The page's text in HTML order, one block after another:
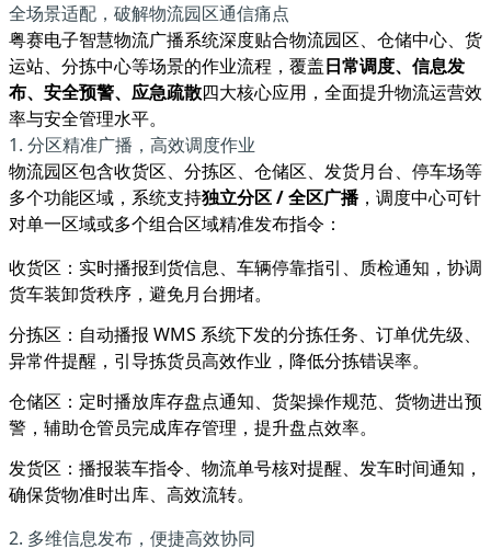
全场景适配，破解物流园区通信痛点
粤赛电子智慧物流广播系统深度贴合物流园区、仓储中心、货
运站、分拣中心等场景的作业流程，覆盖日常调度、信息发
布、安全预警、应急疏散四大核心应用，全面提升物流运营效
率与安全管理水平。
1. 分区精准广播，高效调度作业
物流园区包含收货区、分拣区、仓储区、发货月台、停车场等
多个功能区域，系统支持独立分区 / 全区广播，调度中心可针
对单一区域或多个组合区域精准发布指令：
收货区：实时播报到货信息、车辆停靠指引、质检通知，协调
货车装卸货秩序，避免月台拥堵。
分拣区：自动播报 WMS 系统下发的分拣任务、订单优先级、
异常件提醒，引导拣货员高效作业，降低分拣错误率。
仓储区：定时播放库存盘点通知、货架操作规范、货物进出预
警，辅助仓管员完成库存管理，提升盘点效率。
发货区：播报装车指令、物流单号核对提醒、发车时间通知，
确保货物准时出库、高效流转。
2. 多维信息发布，便捷高效协同